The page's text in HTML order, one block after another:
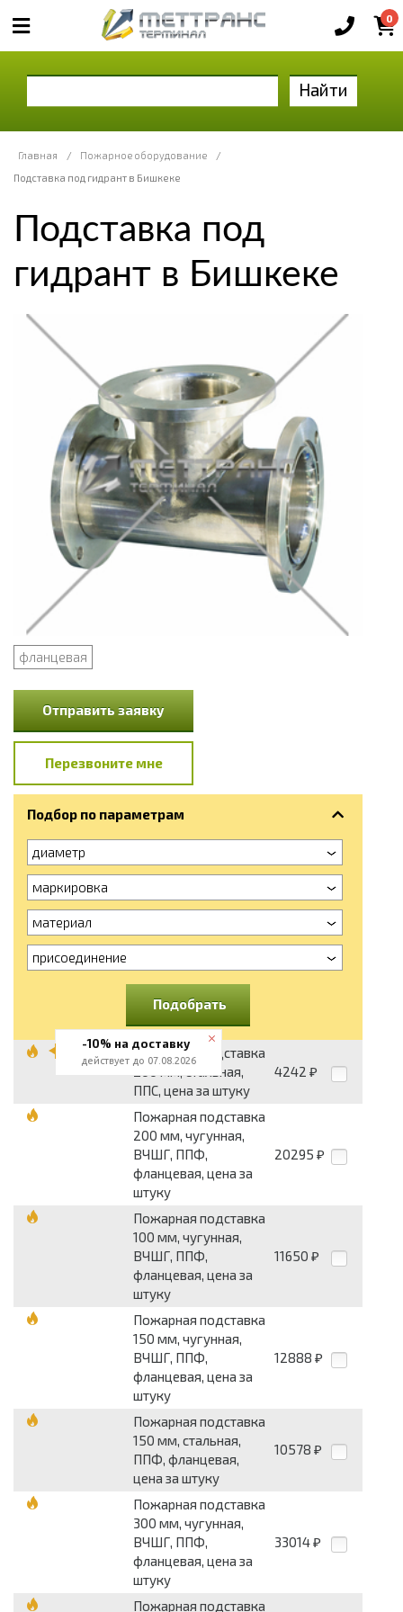
0
Найти
Главная / Пожарное оборудование
/
Подставка под гидрант в Бишкеке
Подставка под
гидрант в Бишкеке
фланцевая
Отправить заявку
Перезвоните мне
Подбор по параметрам
диаметр
маркировка
материал
присоединение
Подобрать
Пожарная подставка
200 мм, стальная,
ППС, цена за штуку
4242 ₽
Пожарная подставка
200 мм, чугунная,
ВЧШГ, ППФ,
фланцевая, цена за
штуку
20295 ₽
Пожарная подставка
100 мм, чугунная,
ВЧШГ, ППФ,
фланцевая, цена за
штуку
11650 ₽
Пожарная подставка
150 мм, чугунная,
ВЧШГ, ППФ,
фланцевая, цена за
штуку
12888 ₽
Пожарная подставка
150 мм, стальная,
ППФ, фланцевая,
цена за штуку
10578 ₽
Пожарная подставка
300 мм, чугунная,
ВЧШГ, ППФ,
фланцевая, цена за
штуку
33014 ₽
Пожарная подставка
-10% на доставку
действует до 07.08.2026